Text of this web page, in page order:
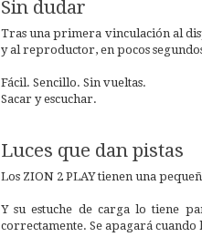
Sin dudar
Tras una primera vinculación al
y al reproductor, en pocos
Fácil. Sencillo. Sin vueltas.
Sacar y escuchar.
Luces que dan pistas
Los ZION 2 PLAY tienen una
Y su estuche de carga lo tiene
correctamente. Se apagará cuando